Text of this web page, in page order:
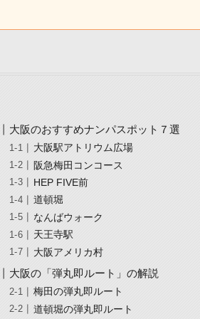
大阪のおすすめナンパスポット７選
大阪駅アトリウム広場
阪急梅田コンコース
HEP FIVE前
道頓堀
なんばウォーク
天王寺駅
大阪アメリカ村
大阪の「弾丸即ルート」の解説
梅田の弾丸即ルート
道頓堀の弾丸即ルート